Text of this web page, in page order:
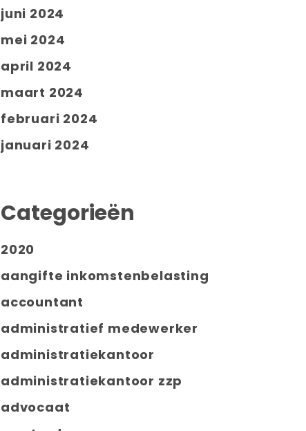
juni 2024
mei 2024
april 2024
maart 2024
februari 2024
januari 2024
Categorieën
2020
aangifte inkomstenbelasting
accountant
administratief medewerker
administratiekantoor
administratiekantoor zzp
advocaat